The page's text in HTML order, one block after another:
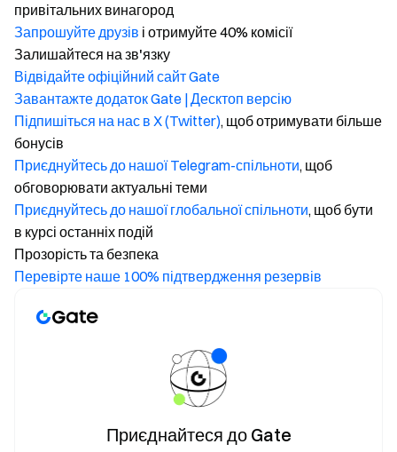
привітальних винагород
Запрошуйте друзів і отримуйте 40% комісії
Залишайтеся на зв'язку
Відвідайте офіційний сайт Gate
Завантажте додаток Gate | Десктоп версію
Підпишіться на нас в X (Twitter), щоб отримувати більше
бонусів
Приєднуйтесь до нашої Telegram-спільноти, щоб
обговорювати актуальні теми
Приєднуйтесь до нашої глобальної спільноти, щоб бути
в курсі останніх подій
Прозорість та безпека
Перевірте наше 100% підтвердження резервів
Приєднайтеся до Gate